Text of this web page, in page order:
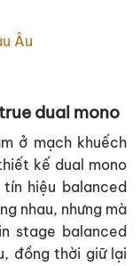
Âu
dual mono
ở mạch khuếch
kế dual mono
hiệu balanced
nhau, nhưng mà
stage balanced
đồng thời giữ lại